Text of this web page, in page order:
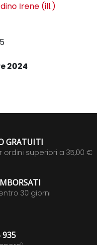
Irene (ill.)
2024
GRATUITI
superiori a 35,00 €
30 giorni
935